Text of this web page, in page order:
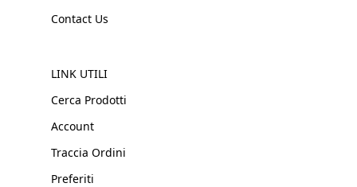
Contact Us
LINK UTILI
Cerca Prodotti
Account
Traccia Ordini
Preferiti